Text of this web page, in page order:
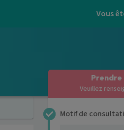
Vous
Prendre
Veuillez
Motif de